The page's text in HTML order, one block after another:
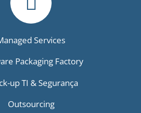
Services
Packaging Factory
up TI & Segurança
Outsourcing